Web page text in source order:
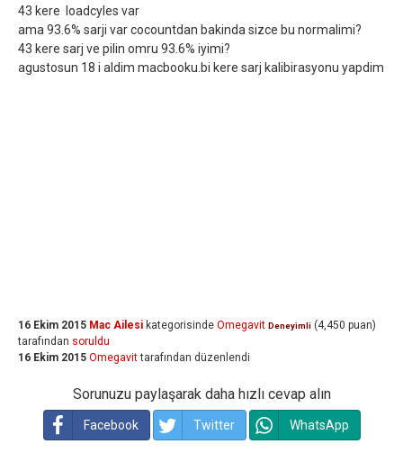
43 kere loadcyles var
ama 93.6% sarji var cocountdan bakinda sizce bu normalimi?
43 kere sarj ve pilin omru 93.6% iyimi?
agustosun 18 i aldim macbooku.bi kere sarj kalibirasyonu yapdim
16 Ekim 2015 Mac Ailesi kategorisinde Omegavit Deneyimli (4,450 puan)
tarafından soruldu
16 Ekim 2015 Omegavittarafından düzenlendi
Sorunuzu paylaşarak daha hızlı cevap alın
Facebook Twitter WhatsApp